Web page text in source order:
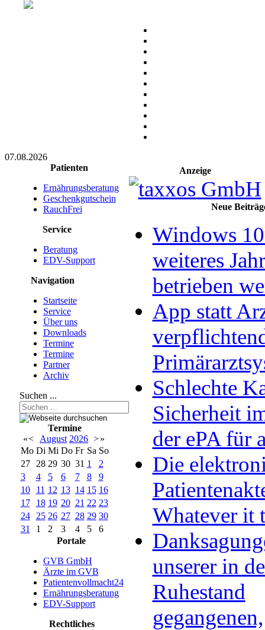
07.08.2026
Patienten
Ernährungsberatung
Geschenkgutschein
RauchFrei
Service
Beratung
EDV-Support
Navigation
Startseite
Service
Über uns
Downloads
Termine
Termine
Partner
Archiv
Suchen ...
Termine
«< August 2026 >»
Mo Di Mi Do Fr Sa So
27
28 29 30 31 1
2
3
4 5 6 7 8
9
10
11 12 13 14 15 16
17
18 19 20 21 22 23
24
25 26 27 28 29 30
31
1 2 3 4 5
6
Portale
GVB GmbH
Ärzte im GVB
Patientenvollmacht24
Ernährungsberatung
EDV-Support
Rechtliches
Anzeige
Neue
Windows
weiteres
betrieben
App statt
Schlechte
Sicherheit
der ePA für
Die
Whatever it
unserer in
Ruhestand
gegangenen,